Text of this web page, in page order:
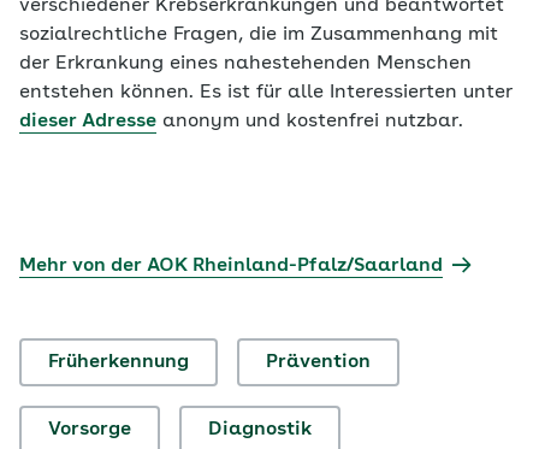
verschiedener Krebserkrankungen und beantwortet
sozialrechtliche Fragen, die im Zusammenhang mit
der Erkrankung eines nahestehenden Menschen
entstehen können. Es ist für alle Interessierten unter
dieser Adresse anonym und kostenfrei nutzbar.
Mehr von der AOK Rheinland-Pfalz/Saarland
Früherkennung Prävention
Vorsorge Diagnostik